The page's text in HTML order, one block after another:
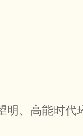
明、高能时代